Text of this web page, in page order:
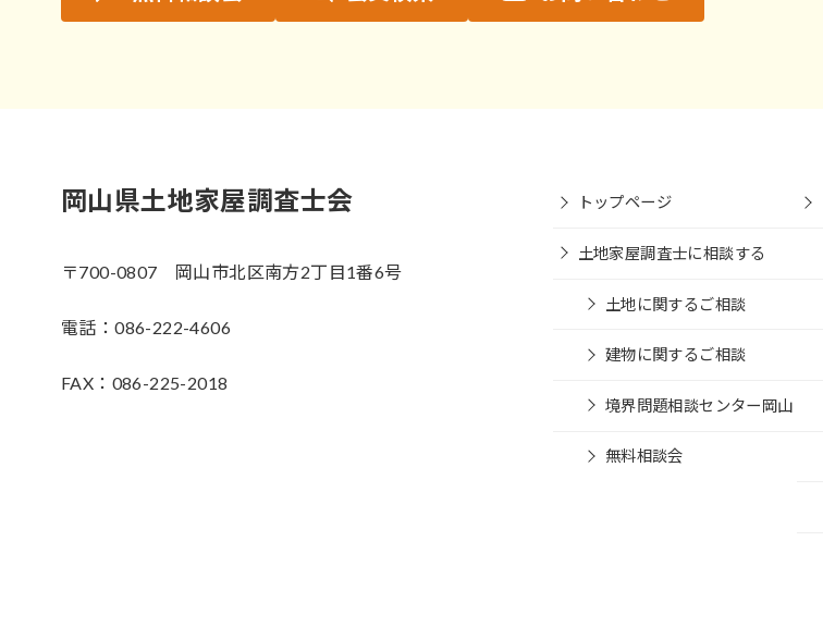
岡山県土地家屋調査士会
〒700-0807 岡山市北区南方2丁目1番6号
電話：086-222-4606
FAX：086-225-2018
トップページ
土地家屋調査士に相談する
土地に関するご相談
建物に関するご相談
境界問題相談センター岡山
無料相談会